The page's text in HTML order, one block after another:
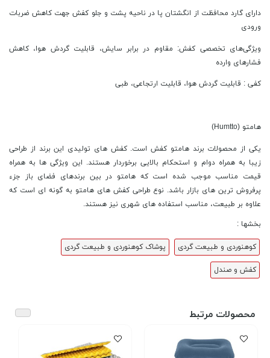
دارای گارد محافظت از انگشتان پا در ناحیه پشت و جلو کفش جهت کاهش ضربات
ورودی
ویژگی‌های تخصصی کفش: مقاوم در برابر سایش، قابلیت گردش هوا، کاهش
فشارهای وارده
کفی : قابلیت گردش هوا، قابلیت ارتجاعی، طبی
هامتو (Humtto)
یکی از محصولات برند هامتو کفش است. کفش های تولیدی این برند از طراحی
زیبا به همراه دوام و استحکام بالایی برخوردار هستند. این ویژگی ها به همراه
قیمت مناسب موجب شده است که هامتو در بین برندهای فضای باز جزء
پرفروش ترین های بازار باشد. نوع طراحی کفش های هامتو به گونه ای است که
علاوه بر طبیعت، مناسب استفاده های شهری نیز هستند.
بخشها :
کوهنوردی و طبیعت گردی پوشاک کوهنوردی و طبیعت گردی
کفش و صندل
محصولات مرتبط